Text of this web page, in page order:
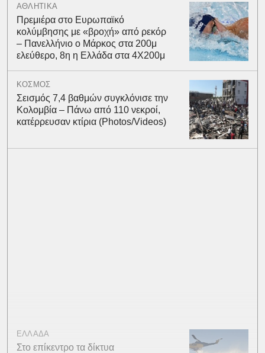
ΑΘΛΗΤΙΚΑ
Πρεμιέρα στο Ευρωπαϊκό
κολύμβησης με «βροχή» από ρεκόρ
– Πανελλήνιο ο Μάρκος στα 200μ
ελεύθερο, 8η η Ελλάδα στα 4Χ200μ
ΚΟΣΜΟΣ
Σεισμός 7,4 βαθμών συγκλόνισε την
Κολομβία – Πάνω από 110 νεκροί,
κατέρρευσαν κτίρια (Photos/Videos)
ΕΛΛΑΔΑ
Στο επίκεντρο τα δίκτυα